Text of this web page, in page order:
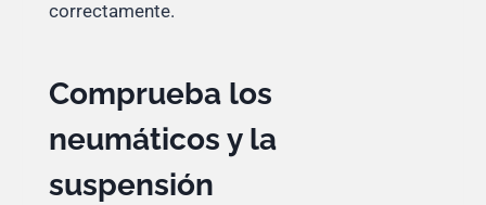
correctamente.
Comprueba los
neumáticos y la
suspensión